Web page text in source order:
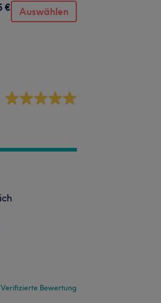
€ Auswählen
Verifizierte Bewertung